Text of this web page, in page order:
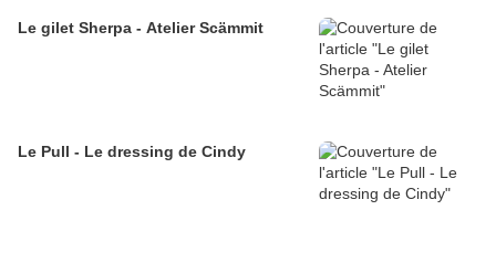
Le gilet Sherpa - Atelier Scämmit
Le Pull - Le dressing de Cindy